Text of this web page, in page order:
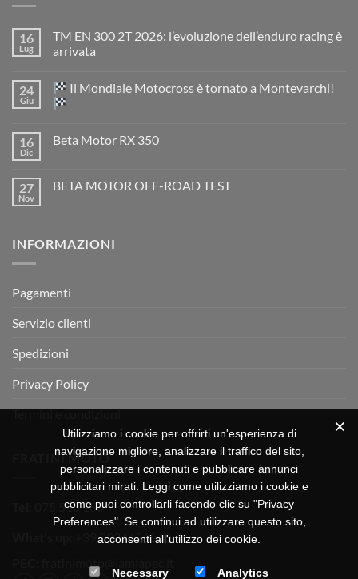
16
Lug
TM EN 300 2T 2026: l’evoluzione dell’enduro racing è
arrivata
su
TM
EN
2026:
è
arrivata
24
Giu
Il Mondiale Motocross è tornato a Montevarchi!
su
Motocross
è
16
Dic
Beta Motor RX 350
Beta
27
Nov
BETA MOTOR OFF-ROAD TEST
MOTOR
INFORMAZIONI
Pagamenti
Servizio clienti
Spedizioni
Privacy Policy
Termini e condizioni
FRATINI MOTO
075 518 1504
+39 3334656649
Utilizziamo i cookie per offrirti un'esperienza di
navigazione migliore, analizzare il traffico del sito,
personalizzare i contenuti e pubblicare annunci
pubblicitari mirati. Leggi come utilizziamo i cookie e
come puoi controllarli facendo clic su "Privacy
Preferences". Se continui ad utilizzare questo sito,
acconsenti all'utilizzo dei cookie.
Necessary Analytics